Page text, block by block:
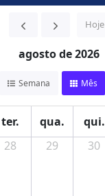
Hoje
agosto de 2026
Semana Mês
ter. qua. qui.
28 29 30